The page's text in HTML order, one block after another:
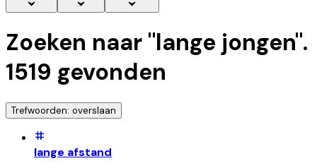
Zoeken naar "lange jongen".
1519 gevonden
Trefwoorden: overslaan
lange afstand